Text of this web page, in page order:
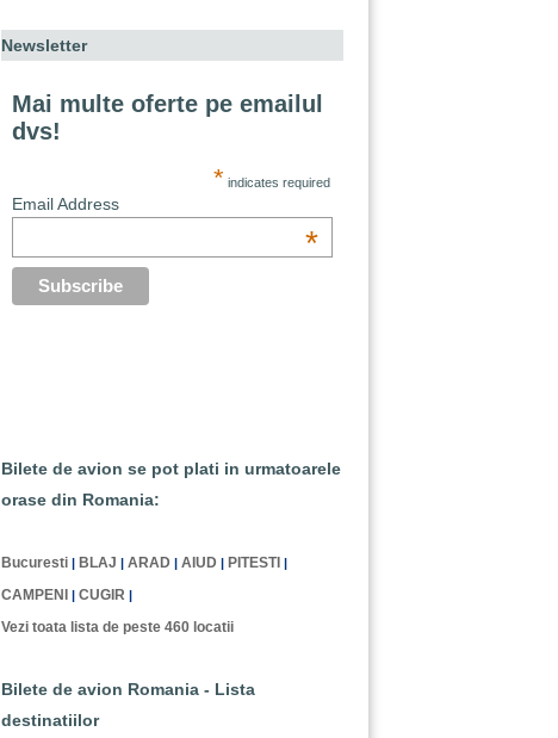
Newsletter
Mai multe oferte pe emailul
dvs!
* indicates required
Email Address
*
Bilete de avion se pot plati in urmatoarele
orase din Romania:
Bucuresti | BLAJ |ARAD |AIUD | PITESTI |
CAMPENI |CUGIR |
Vezi toata lista de peste 460 locatii
Bilete de avion Romania - Lista
destinatiilor